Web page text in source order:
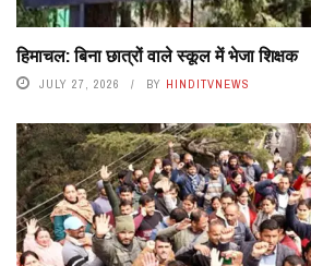
हिमाचल: बिना छात्रों वाले स्कूल में भेजा शिक्षक
JULY 27, 2026 BY HINDITVNEWS